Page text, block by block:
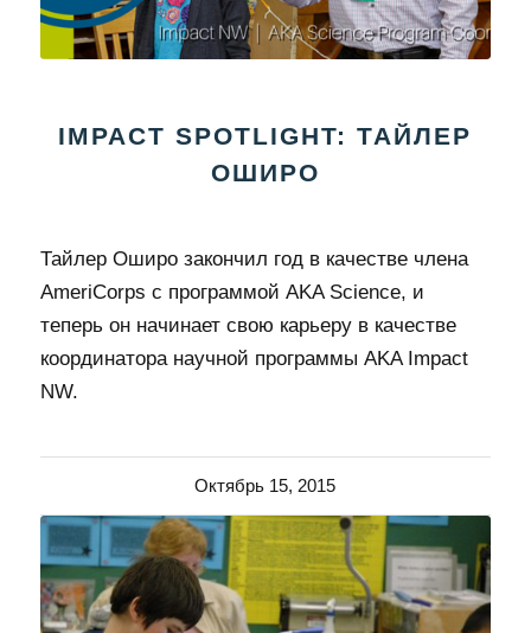
IMPACT SPOTLIGHT: ТАЙЛЕР
ОШИРО
Тайлер Оширо закончил год в качестве члена
AmeriCorps с программой AKA Science, и
теперь он начинает свою карьеру в качестве
координатора научной программы AKA Impact
NW.
Октябрь 15, 2015